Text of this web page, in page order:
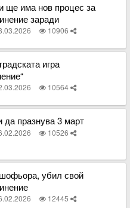
ще има нов процес за
заради
10906
игра
10564
да празнува 3 март
10526
убил свой
12445